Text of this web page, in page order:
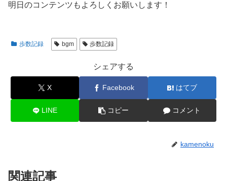
明日のコンテンツもよろしくお願いします！
歩数記録 bgm 歩数記録
シェアする
X Facebook はてブ
LINE コピー コメント
kamenoku
関連記事